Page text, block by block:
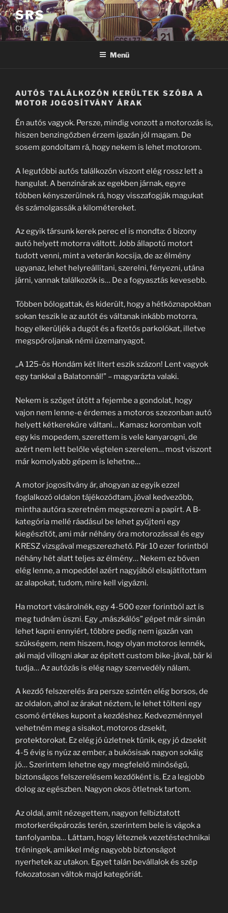
Tartalomhoz
SRS
Club
Menü
AUTÓS TALÁLKOZÓN KERÜLTEK SZÓBA A
MOTOR JOGOSÍTVÁNY ÁRAK
Én autós vagyok. Persze, mindig vonzott a motorozás is,
hiszen benzingőzben érzem igazán jól magam. De
sosem gondoltam rá, hogy nekem is lehet motorom.
A legutóbbi autós találkozón viszont elég rossz lett a
hangulat. A benzinárak az egekben járnak, egyre
többen kényszerülnek rá, hogy visszafogják magukat
és számolgassák a kilométereket.
Az egyik társunk kerek perec el is mondta: ő bizony
autó helyett motorra váltott. Jobb állapotú motort
tudott venni, mint a veterán kocsija, de az élmény
ugyanaz, lehet helyreállítani, szerelni, fényezni, utána
járni, vannak találkozók is… De a fogyasztás kevesebb.
Többen bólogattak, és kiderült, hogy a hétköznapokban
sokan teszik le az autót és váltanak inkább motorra,
hogy elkerüljék a dugót és a fizetős parkolókat, illetve
megspóroljanak némi üzemanyagot.
„A 125-ös Hondám két litert eszik százon! Lent vagyok
egy tankkal a Balatonnál!” – magyarázta valaki.
Nekem is szöget ütött a fejembe a gondolat, hogy
vajon nem lenne-e érdemes a motoros szezonban autó
helyett kétkerekűre váltani… Kamasz koromban volt
egy kis mopedem, szerettem is vele kanyarogni, de
azért nem lett belőle végtelen szerelem… most viszont
már komolyabb gépem is lehetne…
A motor jogosítvány ár, ahogyan az egyik ezzel
foglalkozó oldalon tájékozódtam, jóval kedvezőbb,
mintha autóra szeretném megszerezni a papírt. A B-
kategória mellé ráadásul be lehet gyűjteni egy
kiegészítőt, ami már néhány óra motorozással és egy
KRESZ vizsgával megszerezhető. Pár 10 ezer forintból
néhány hét alatt teljes az élmény… Nekem ez bőven
elég lenne, a mopeddel azért nagyjából elsajátítottam
az alapokat, tudom, mire kell vigyázni.
Ha motort vásárolnék, egy 4-500 ezer forintból azt is
meg tudnám úszni. Egy „mászkálós” gépet már simán
lehet kapni ennyiért, többre pedig nem igazán van
szükségem, nem hiszem, hogy olyan motoros lennék,
aki majd villogni akar az épített custom bike-jával, bár ki
tudja… Az autózás is elég nagy szenvedély nálam.
A kezdő felszerelés ára persze szintén elég borsos, de
az oldalon, ahol az árakat néztem, le lehet tölteni egy
csomó értékes kupont a kezdéshez. Kedvezménnyel
vehetném meg a sisakot, motoros dzsekit,
protektorokat. Ez elég jó üzletnek tűnik, egy jó dzsekit
4-5 évig is nyúz az ember, a bukósisak nagyon sokáig
jó… Szerintem lehetne egy megfelelő minőségű,
biztonságos felszerelésem kezdőként is. Ez a legjobb
dolog az egészben. Nagyon okos ötletnek tartom.
Az oldal, amit nézegettem, nagyon felbiztatott
motorkerékpározás terén, szerintem bele is vágok a
tanfolyamba… Láttam, hogy léteznek vezetéstechnikai
tréningek, amikkel még nagyobb biztonságot
nyerhetek az utakon. Egyet talán bevállalok és szép
fokozatosan váltok majd kategóriát.